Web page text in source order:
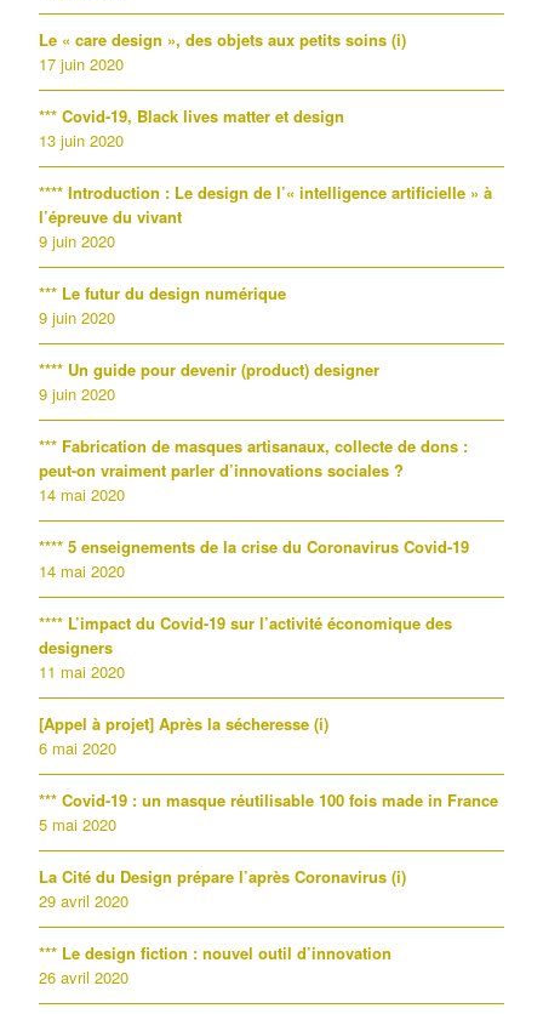
Le « care design », des objets aux petits soins (i)
17 juin 2020
*** Covid-19, Black lives matter et design
13 juin 2020
**** Introduction : Le design de l’« intelligence artificielle » à
l’épreuve du vivant
9 juin 2020
*** Le futur du design numérique
9 juin 2020
**** Un guide pour devenir (product) designer
9 juin 2020
*** Fabrication de masques artisanaux, collecte de dons :
peut-on vraiment parler d’innovations sociales ?
14 mai 2020
**** 5 enseignements de la crise du Coronavirus Covid-19
14 mai 2020
**** L’impact du Covid-19 sur l’activité économique des
designers
11 mai 2020
[Appel à projet] Après la sécheresse (i)
6 mai 2020
*** Covid-19 : un masque réutilisable 100 fois made in France
5 mai 2020
La Cité du Design prépare l’après Coronavirus (i)
29 avril 2020
*** Le design fiction : nouvel outil d’innovation
26 avril 2020